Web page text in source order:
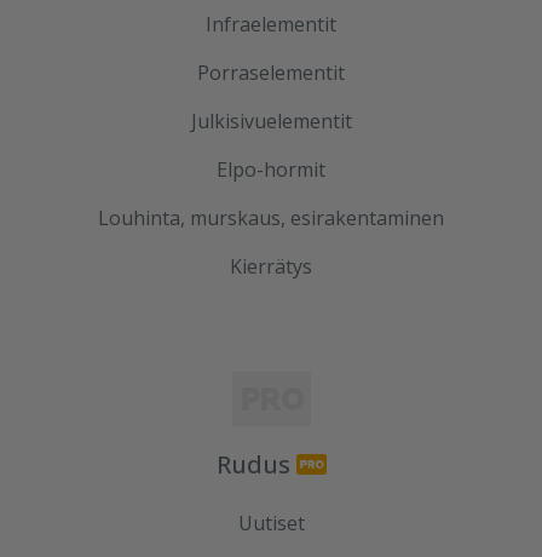
Infraelementit
Porraselementit
Julkisivuelementit
Elpo-hormit
Louhinta, murskaus, esirakentaminen
Kierrätys
Rudus
Uutiset